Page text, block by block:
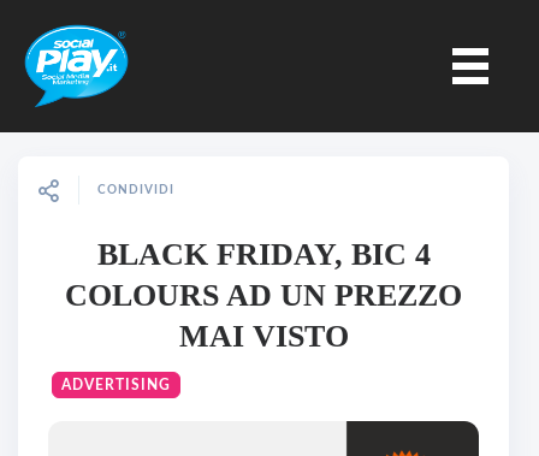
CONDIVIDI
BLACK FRIDAY, BIC 4
COLOURS AD UN PREZZO
MAI VISTO
ADVERTISING